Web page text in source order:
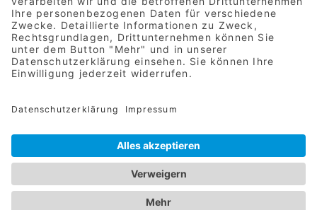
DESIGN & UMSETZUNG WWW.METROPOL-
PROMOTION.DE
IMPRESSUM|DATENSCHUTZ